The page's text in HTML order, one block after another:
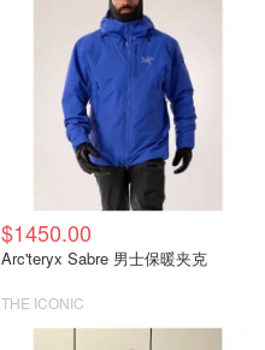
$1450.00
Arc'teryx Sabre 男士保暖夹克
THE ICONIC